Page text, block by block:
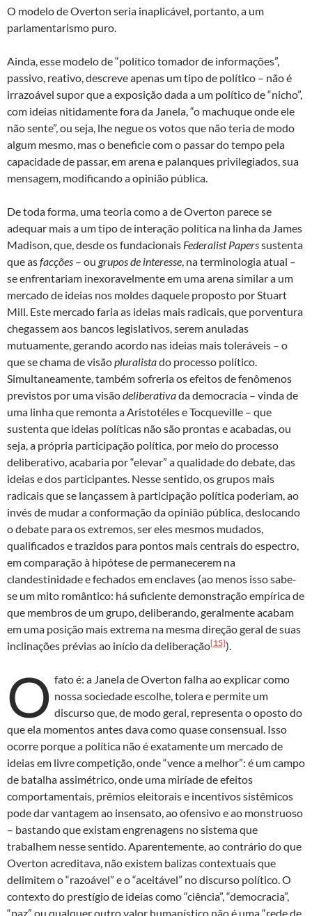
O modelo de Overton seria inaplicável, portanto, a um
parlamentarismo puro.
Ainda, esse modelo de “político tomador de informações”,
passivo, reativo, descreve apenas um tipo de político – não é
irrazoável supor que a exposição dada a um político de “nicho”,
com ideias nitidamente fora da Janela, “o machuque onde ele
não sente”, ou seja, lhe negue os votos que não teria de modo
algum mesmo, mas o beneficie com o passar do tempo pela
capacidade de passar, em arena e palanques privilegiados, sua
mensagem, modificando a opinião pública.
De toda forma, uma teoria como a de Overton parece se
adequar mais a um tipo de interação política na linha da James
Madison, que, desde os fundacionais Federalist Paperssustenta
que asfacções – ou grupos de interesse , na terminologia atual –
se enfrentariam inexoravelmente em uma arena similar a um
mercado de ideias nos moldes daquele proposto por Stuart
Mill. Este mercado faria as ideias mais radicais, que porventura
chegassem aos bancos legislativos, serem anuladas
mutuamente, gerando acordo nas ideias mais toleráveis – o
que se chama de visãopluralistado processo político.
Simultaneamente, também sofreria os efeitos de fenômenos
previstos por uma visãodeliberativada democracia – vinda de
uma linha que remonta a Aristotéles e Tocqueville – que
sustenta que ideias políticas não são prontas e acabadas, ou
seja, a própria participação política, por meio do processo
deliberativo, acabaria por “elevar” a qualidade do debate, das
ideias e dos participantes. Nesse sentido, os grupos mais
radicais que se lançassem à participação política poderiam, ao
invés de mudar a conformação da opinião pública, deslocando
o debate para os extremos, ser eles mesmos mudados,
qualificados e trazidos para pontos mais centrais do espectro,
em comparação à hipótese de permanecerem na
clandestinidade e fechados em enclaves (ao menos isso sabe-
se um mito romântico: há suficiente demonstração empírica de
que membros de um grupo, deliberando, geralmente acabam
em uma posição mais extrema na mesma direção geral de suas
inclinações prévias ao início da deliberação[15]).
O fato é: a Janela de Overton falha ao explicar como
nossa sociedade escolhe, tolera e permite um
discurso que, de modo geral, representa o oposto do
que ela momentos antes dava como quase consensual. Isso
ocorre porque a política não é exatamente um mercado de
ideias em livre competição, onde “vence a melhor”: é um campo
de batalha assimétrico, onde uma miríade de efeitos
comportamentais, prêmios eleitorais e incentivos sistêmicos
pode dar vantagem ao insensato, ao ofensivo e ao monstruoso
– bastando que existam engrenagens no sistema que
trabalhem nesse sentido. Aparentemente, ao contrário do que
Overton acreditava, não existem balizas contextuais que
delimitem o “razoável” e o “aceitável” no discurso político. O
contexto do prestígio de ideias como “ciência”, “democracia”,
“paz” ou qualquer outro valor humanístico não é uma “rede de